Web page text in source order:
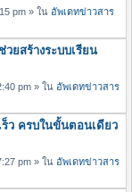
pm » ใน อัพเดทข่าวสาร
ยสร้างระบบเรียน
pm » ใน อัพเดทข่าวสาร
ว ครบในขั้นตอนเดียว
pm » ใน อัพเดทข่าวสาร